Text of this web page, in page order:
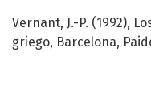
Vernant, J.-P. (1992),
griego, Barcelona,